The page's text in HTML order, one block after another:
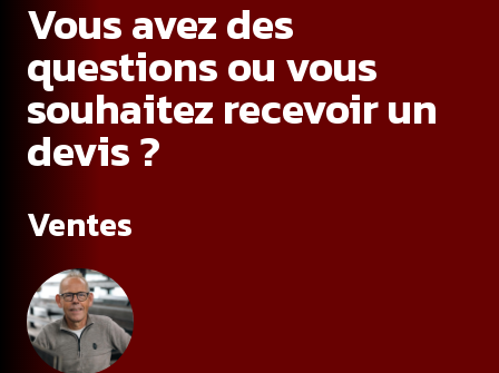
Vous avez des
questions ou vous
souhaitez recevoir un
devis ?
Ventes